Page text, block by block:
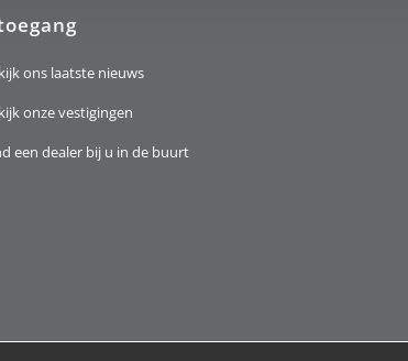
ons laatste nieuws
onze vestigingen
een dealer bij u in de buurt